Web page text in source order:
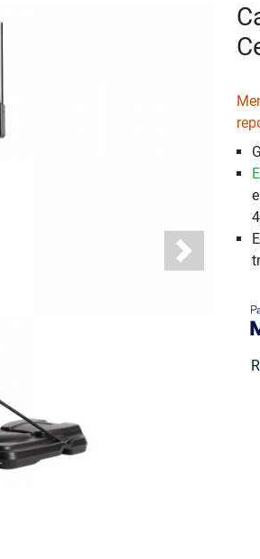
Next